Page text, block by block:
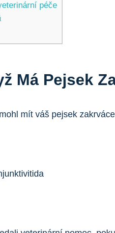
péče
Má Pejsek
mít váš pejsek